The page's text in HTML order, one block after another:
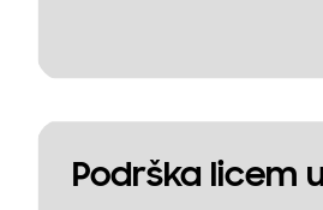
Podrška licem